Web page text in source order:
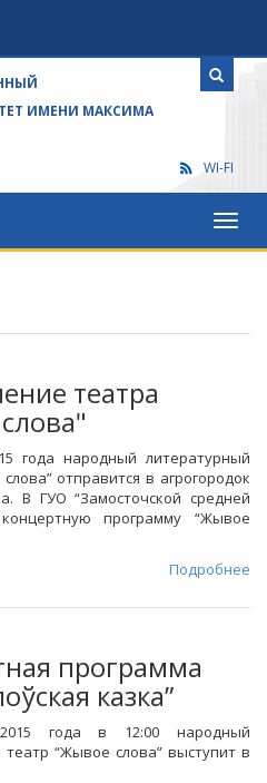
ИМЕНИ МАКСИМА
WI-FI
театра
года народный литературный
отправится в агрогородок
В ГУО “Замосточской средней
программу “Жывое
Подробнее
программа
казка”
года в 12:00 народный
“Жывое слова” выступит в